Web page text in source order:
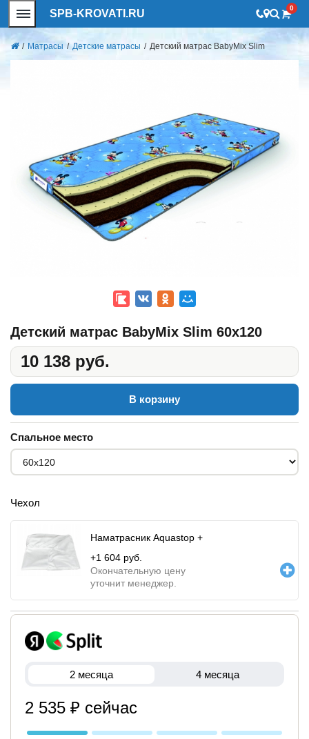
SPB-KROVATI.RU 0
/ Матрасы / Детские матрасы / Детский матрас BabyMix Slim
Детский матрас BabyMix Slim 60x120
10 138 руб.
В корзину
Спальное место
Чехол
Наматрасник Aquastop +
+1 604 руб.
Окончательную цену
уточнит менеджер.
2 месяца 4 месяца
2 535 ₽ сейчас